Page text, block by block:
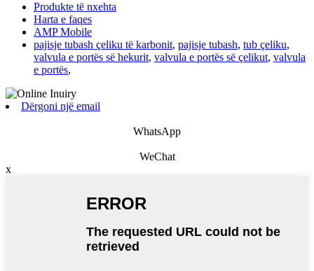
Produkte të nxehta
Harta e faqes
AMP Mobile
pajisje tubash çeliku të karbonit, pajisje tubash, tub çeliku,
valvula e portës së hekurit, valvula e portës së çelikut, valvula
e portës,
Dërgoni një email
WhatsApp
WeChat
x